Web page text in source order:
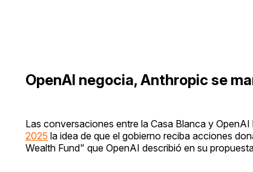
OpenAI negocia, Anthropic se
Las conversaciones entre la Casa Blanca y
2025 la idea de que el gobierno reciba acciones
Wealth Fund" que OpenAI describió en su